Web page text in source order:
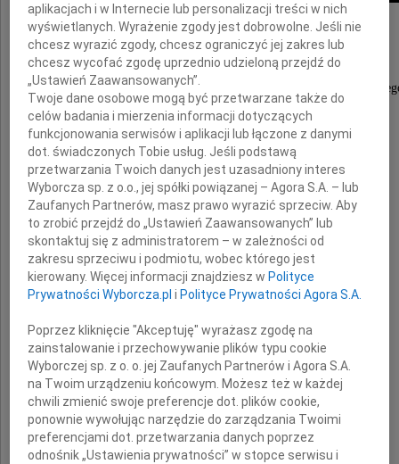
Wyrazy głębokiego współczucia
Dyrektorowi Regionalnego Oddziału
PKO Banku Polskiego S.A. w Białymstoku
Panu
Wojciechowi Tarasiukowi
z powodu śmierci
Córki
składają
aplikacjach i w Internecie lub personalizacji treści w nich
wyświetlanych. Wyrażenie zgody jest dobrowolne. Jeśli nie
chcesz wyrazić zgody, chcesz ograniczyć jej zakres lub
chcesz wycofać zgodę uprzednio udzieloną przejdź do
„Ustawień Zaawansowanych”.
Twoje dane osobowe mogą być przetwarzane także do
celów badania i mierzenia informacji dotyczących
funkcjonowania serwisów i aplikacji lub łączone z danymi
dot. świadczonych Tobie usług. Jeśli podstawą
przetwarzania Twoich danych jest uzasadniony interes
Wyborcza sp. z o.o., jej spółki powiązanej – Agora S.A. – lub
Zaufanych Partnerów, masz prawo wyrazić sprzeciw. Aby
to zrobić przejdź do „Ustawień Zaawansowanych” lub
skontaktuj się z administratorem – w zależności od
zakresu sprzeciwu i podmiotu, wobec którego jest
kierowany. Więcej informacji znajdziesz w Polityce
Prywatności Wyborcza.pl i Polityce Prywatności Agora S.A.
Poprzez kliknięcie "Akceptuję" wyrażasz zgodę na
zainstalowanie i przechowywanie plików typu cookie
Wyborczej sp. z o. o. jej Zaufanych Partnerów i Agora S.A.
na Twoim urządzeniu końcowym. Możesz też w każdej
chwili zmienić swoje preferencje dot. plików cookie,
ponownie wywołując narzędzie do zarządzania Twoimi
preferencjami dot. przetwarzania danych poprzez
odnośnik „Ustawienia prywatności” w stopce serwisu i